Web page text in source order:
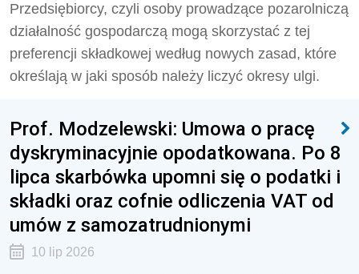
Przedsiębiorcy, czyli osoby prowadzące pozarolniczą
działalność gospodarczą mogą skorzystać z tej
preferencji składkowej według nowych zasad, które
określają w jaki sposób należy liczyć okresy ulgi.
Prof. Modzelewski: Umowa o pracę
dyskryminacyjnie opodatkowana. Po 8
lipca skarbówka upomni się o podatki i
składki oraz cofnie odliczenia VAT od
umów z samozatrudnionymi
10 lip 2026